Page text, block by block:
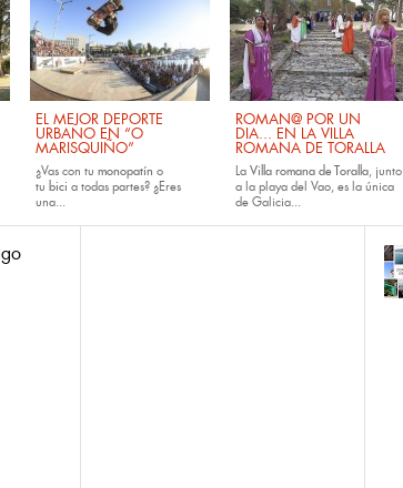
EL MEJOR DEPORTE
URBANO EN “O
MARISQUIÑO”
¿Vas con tu monopatín o
tu bici a todas partes? ¿Eres
una...
ROMAN@ POR UN
DIA... EN LA VILLA
ROMANA DE TORALLA
La Villa romana de Toralla, junto
a la playa del Vao, es la única
de Galicia...